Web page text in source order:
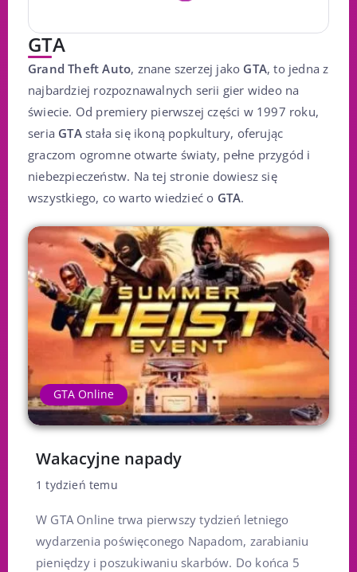
GTA
Grand Theft Auto, znane szerzej jako GTA, to jedna z
najbardziej rozpoznawalnych serii gier wideo na
świecie. Od premiery pierwszej części w 1997 roku,
seria GTAstała się ikoną popkultury, oferując
graczom ogromne otwarte światy, pełne przygód i
niebezpieczeństw. Na tej stronie dowiesz się
wszystkiego, co warto wiedzieć o GTA.
GTA Online
Wakacyjne napady
1 tydzień temu
W GTA Online trwa pierwszy tydzień letniego
wydarzenia poświęconego Napadom, zarabianiu
pieniędzy i poszukiwaniu skarbów. Do końca 5